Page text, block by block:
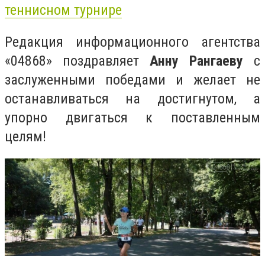
теннисном турнире
Редакция информационного агентства
«04868» поздравляет Анну Рангаеву с
заслуженными победами и желает не
останавливаться на достигнутом, а
упорно двигаться к поставленным
целям!